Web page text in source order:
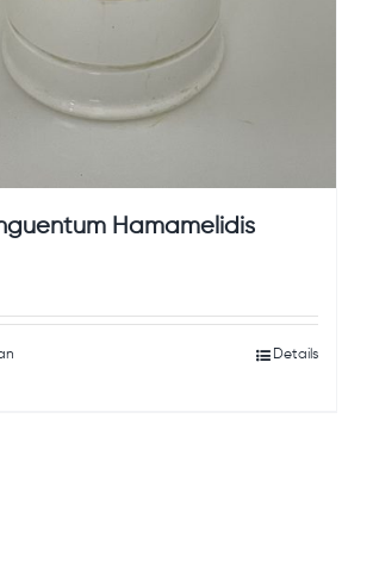
Hamamelidis
Details